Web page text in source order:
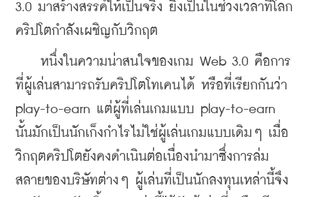
3.0 มาสร้างสรรค์ให้เป็นจริง ยิ่งเป็นในช่วงเวลาที่โลก
คริปโตกำลังเผชิญกับวิกฤต
หนึ่งในความน่าสนใจของเกม Web 3.0 คือการ
ที่ผู้เล่นสามารถรับคริปโตโทเคนได้ หรือที่เรียกกันว่า
play-to-earn แต่ผู้ที่เล่นเกมแบบ play-to-earn
นั้นมักเป็นนักเก็งกำไรไม่ใช่ผู้เล่นเกมแบบเดิมๆ เมื่อ
วิกฤตคริปโตยังคงดำเนินต่อเนื่องนำมาซึ่งการล่ม
สลายของบริษัทต่างๆ ผู้เล่นที่เป็นนักลงทุนเหล่านี้จึง